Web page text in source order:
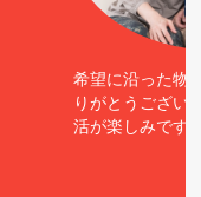
希望に沿った物
りがとうござい
活が楽しみです